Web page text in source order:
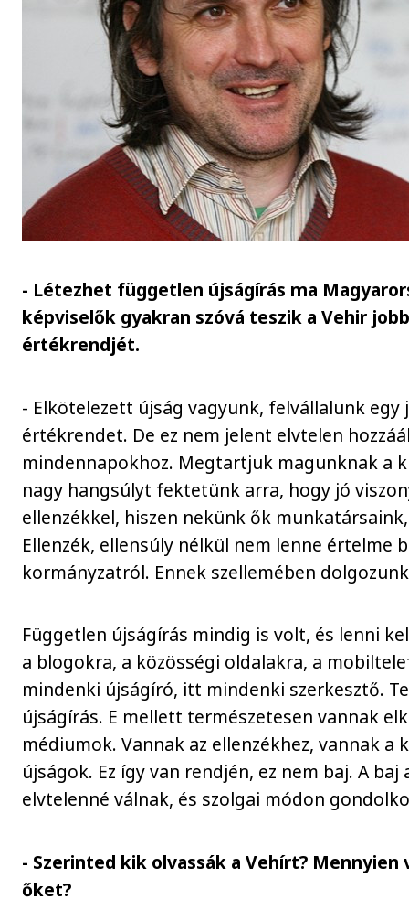
- Létezhet független újságírás ma
képviselők gyakran szóvá teszik a Vehir
értékrendjét.
- Elkötelezett újság vagyunk, felvállalunk egy
értékrendet. De ez nem jelent elvtelen
mindennapokhoz. Megtartjuk magunknak a
nagy hangsúlyt fektetünk arra, hogy jó
ellenzékkel, hiszen nekünk ők
Ellenzék, ellensúly nélkül nem lenne értelme
kormányzatról. Ennek szellemében
Független újságírás mindig is volt, és lenni
a blogokra, a közösségi oldalakra, a
mindenki újságíró, itt mindenki szerkesztő.
újságírás. E mellett természetesen vannak
médiumok. Vannak az ellenzékhez, vannak a
újságok. Ez így van rendjén, ez nem baj. A baj
elvtelenné válnak, és szolgai módon
- Szerinted kik olvassák a Vehírt? Mennyien
őket?